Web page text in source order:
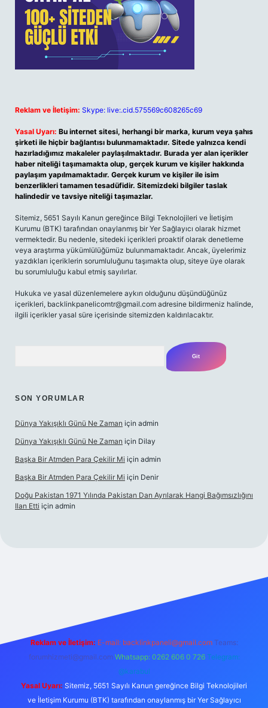
Reklam ve İletişim: Skype: live:.cid.575569c608265c69
Yasal Uyarı: Bu internet sitesi, herhangi bir marka, kurum veya şahıs
şirketi ile hiçbir bağlantısı bulunmamaktadır. Sitede yalnızca kendi
hazırladığımız makaleler paylaşılmaktadır. Burada yer alan içerikler
haber niteliği taşımamakta olup, gerçek kurum ve kişiler hakkında
paylaşım yapılmamaktadır. Gerçek kurum ve kişiler ile isim
benzerlikleri tamamen tesadüfidir. Sitemizdeki bilgiler taslak
halindedir ve tavsiye niteliği taşımazlar.
Sitemiz, 5651 Sayılı Kanun gereğince Bilgi Teknolojileri ve İletişim
Kurumu (BTK) tarafından onaylanmış bir Yer Sağlayıcı olarak hizmet
vermektedir. Bu nedenle, sitedeki içerikleri proaktif olarak denetleme
veya araştırma yükümlülüğümüz bulunmamaktadır. Ancak, üyelerimiz
yazdıkları içeriklerin sorumluluğunu taşımakta olup, siteye üye olarak
bu sorumluluğu kabul etmiş sayılırlar.
Hukuka ve yasal düzenlemelere aykırı olduğunu düşündüğünüz
içerikleri, backlinkpanelicomtr@gmail.com adresine bildirmeniz halinde,
ilgili içerikler yasal süre içerisinde sitemizden kaldırılacaktır.
SON YORUMLAR
Dünya Yakışıklı Günü Ne Zaman için admin
Dünya Yakışıklı Günü Ne Zaman için Dilay
Başka Bir Atmden Para Çekilir Mi için admin
Başka Bir Atmden Para Çekilir Mi için Denir
Doğu Pakistan 1971 Yılında Pakistan Dan Ayrılarak Hangi Bağımsızlığını
Ilan Etti için admin
Reklam ve İletişim: E-mail: backlinkpaneli@gmail.com Teams:
forumhizmeti@gmail.com Whatsapp: 0262 606 0 726 Telegram:
@karabul
Yasal Uyarı: Sitemiz, 5651 Sayılı Kanun gereğince Bilgi Teknolojileri
ve İletişim Kurumu (BTK) tarafından onaylanmış bir Yer Sağlayıcı